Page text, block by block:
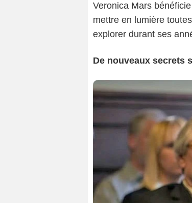
Veronica Mars
mettre en lumière
explorer durant ses
De nouveaux secrets